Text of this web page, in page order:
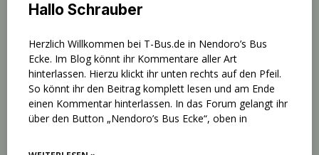
Hallo Schrauber
Herzlich Willkommen bei T-Bus.de in Nendoro’s Bus
Ecke. Im Blog könnt ihr Kommentare aller Art
hinterlassen. Hierzu klickt ihr unten rechts auf den Pfeil.
So könnt ihr den Beitrag komplett lesen und am Ende
einen Kommentar hinterlassen. In das Forum gelangt ihr
über den Button „Nendoro’s Bus Ecke“, oben in